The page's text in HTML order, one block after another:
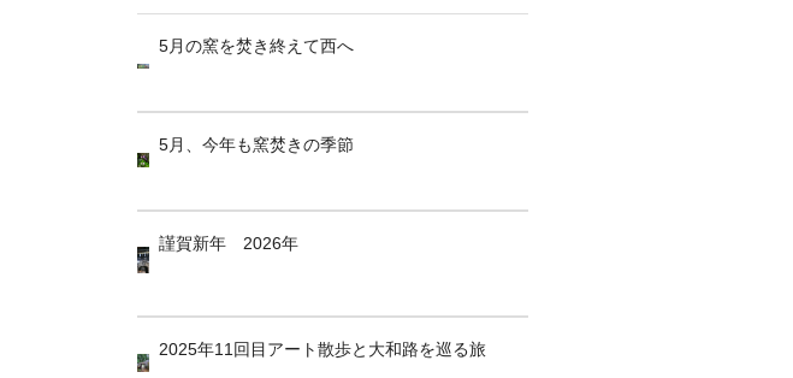
5月の窯を焚き終えて西へ
5月、今年も窯焚きの季節
謹賀新年 2026年
2025年11回目アート散歩と大和路を巡る旅